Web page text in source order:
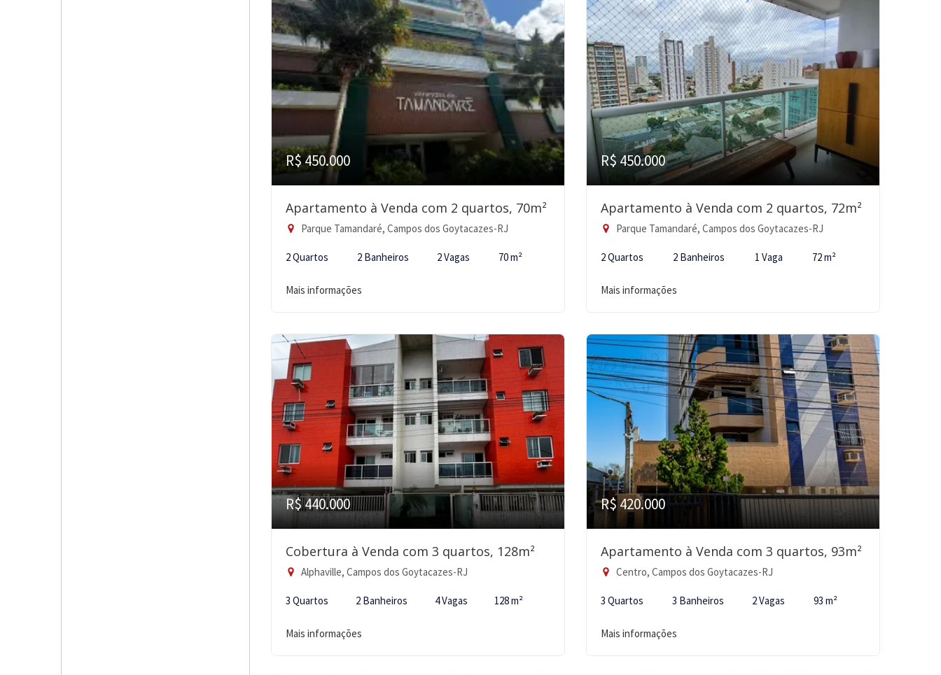
R$ 450.000
Apartamento à Venda com 2 quartos, 70m²
Parque Tamandaré, Campos dos Goytacazes-RJ
2 Quartos 2 Banheiros 2 Vagas 70 m²
Mais informações
R$ 450.000
Apartamento à Venda com 2 quartos, 72m²
Parque Tamandaré, Campos dos Goytacazes-RJ
2 Quartos 2 Banheiros 1 Vaga 72 m²
Mais informações
R$ 440.000
Cobertura à Venda com 3 quartos, 128m²
Alphaville, Campos dos Goytacazes-RJ
3 Quartos 2 Banheiros 4 Vagas 128 m²
Mais informações
R$ 420.000
Apartamento à Venda com 3 quartos, 93m²
Centro, Campos dos Goytacazes-RJ
3 Quartos 3 Banheiros 2 Vagas 93 m²
Mais informações